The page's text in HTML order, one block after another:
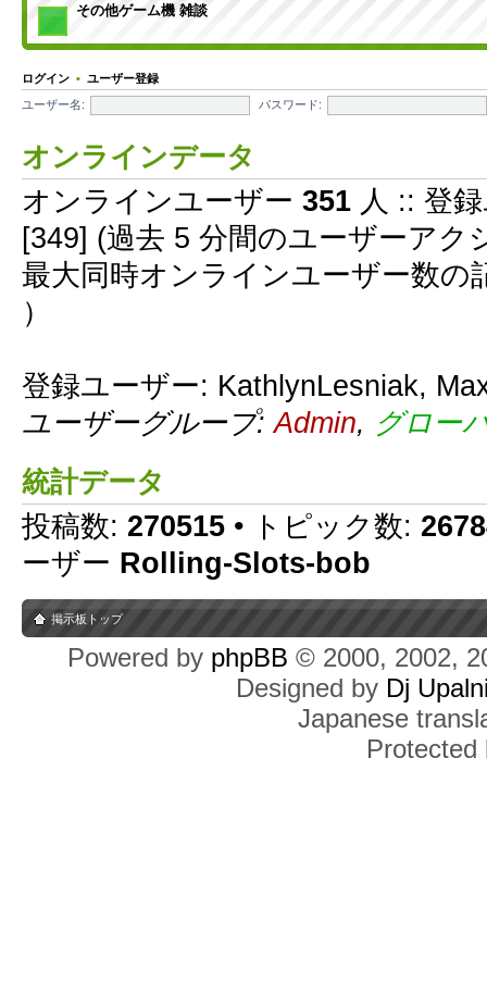
その他ゲーム機 雑談
ログイン • ユーザー登録
ユーザー名: パスワード:
オンラインデータ
オンラインユーザー 351 人 :: 登
[349] (過去 5 分間のユーザーア
最大同時オンラインユーザー数の
）
登録ユーザー: KathlynLesniak,
ユーザーグループ:Admin, グロー
統計データ
投稿数: 270515 • トピック数:
ーザー Rolling-Slots-bob
掲示板トップ
Powered by phpBB © 2000, 2002,
Designed by Dj
Japanese